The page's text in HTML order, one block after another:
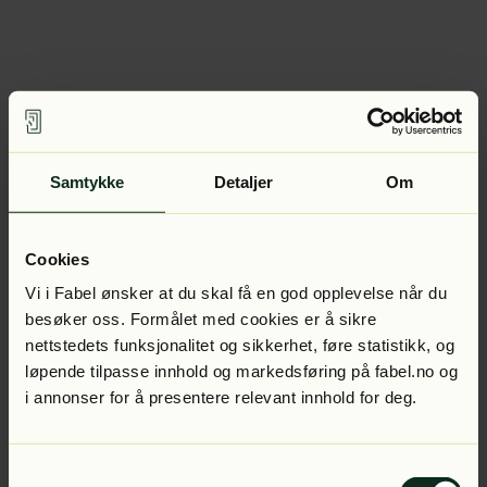
Samtykke Detaljer Om
Cookies
Vi i Fabel ønsker at du skal få en god opplevelse når du
besøker oss. Formålet med cookies er å sikre
nettstedets funksjonalitet og sikkerhet, føre statistikk, og
løpende tilpasse innhold og markedsføring på fabel.no og
i annonser for å presentere relevant innhold for deg.